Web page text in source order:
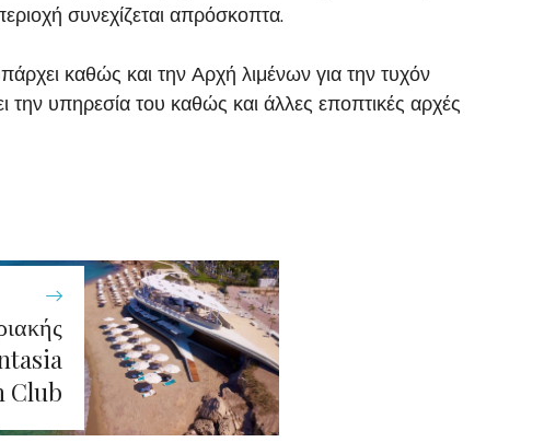
συνεχίζεται απρόσκοπτα.
καθώς και την Αρχή λιμένων για την τυχόν
υπηρεσία του καθώς και άλλες εποπτικές αρχές
Club